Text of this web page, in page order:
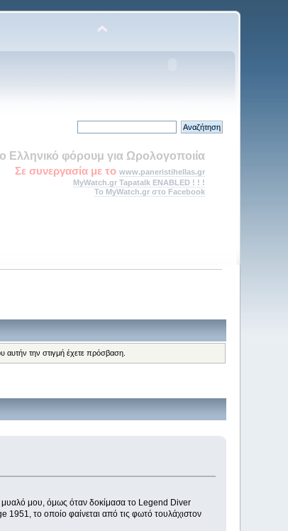
Ελληνικό φόρουμ για Ωρολογοποιία
Σε συνεργασία με τοwww.paneristihellas.gr
MyWatch.gr Tapatalk ENABLED ! ! !
Το MyWatch.gr στο Facebook
αυτήν την στιγμή έχετε πρόσβαση.
μυαλό μου, όμως όταν δοκίμασα το Legend Diver
1951, το οποίο φαίνεται από τις φωτό τουλάχιστον